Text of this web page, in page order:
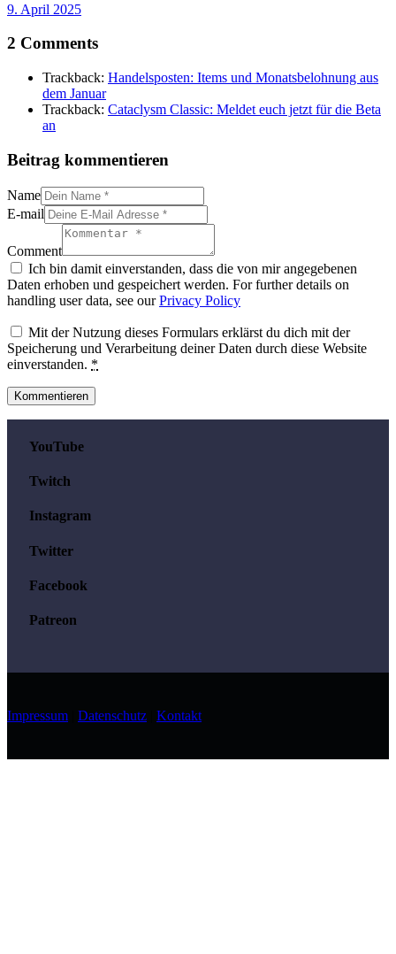
9. April 2025
2 Comments
Trackback: Handelsposten: Items und Monatsbelohnung aus
dem Januar
Trackback: Cataclysm Classic: Meldet euch jetzt für die Beta
an
Beitrag kommentieren
Name
E-mail
Comment
Ich bin damit einverstanden, dass die von mir angegebenen
Daten erhoben und gespeichert werden. For further details on
handling user data, see ourPrivacy Policy
Mit der Nutzung dieses Formulars erklärst du dich mit der
Speicherung und Verarbeitung deiner Daten durch diese Website
einverstanden. *
YouTube
Twitch
Instagram
Twitter
Facebook
Patreon
Impressum Datenschutz Kontakt